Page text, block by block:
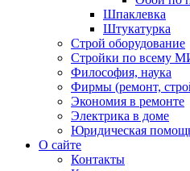
Шпаклевка
Штукатурка
Строй оборудование
Стройки по всему
Философия, наука
Фирмы (ремонт,
Экономия в ремонте
Электрика в доме
Юридическая
О сайте
Контакты